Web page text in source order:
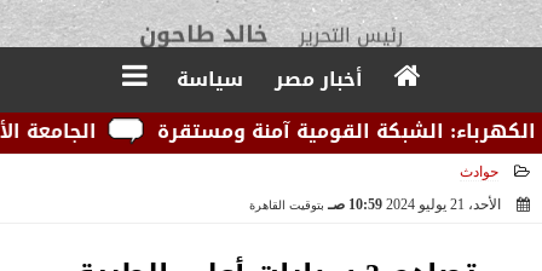
مدير التحرير يوسف قبودان
أخبار مصر
سياسة
الجامعة
الشبكة القومية آمنة ومستقرة
حوادث
الأحد، 21 يوليو 2024
10:59 صـ بتوقيت القاهرة